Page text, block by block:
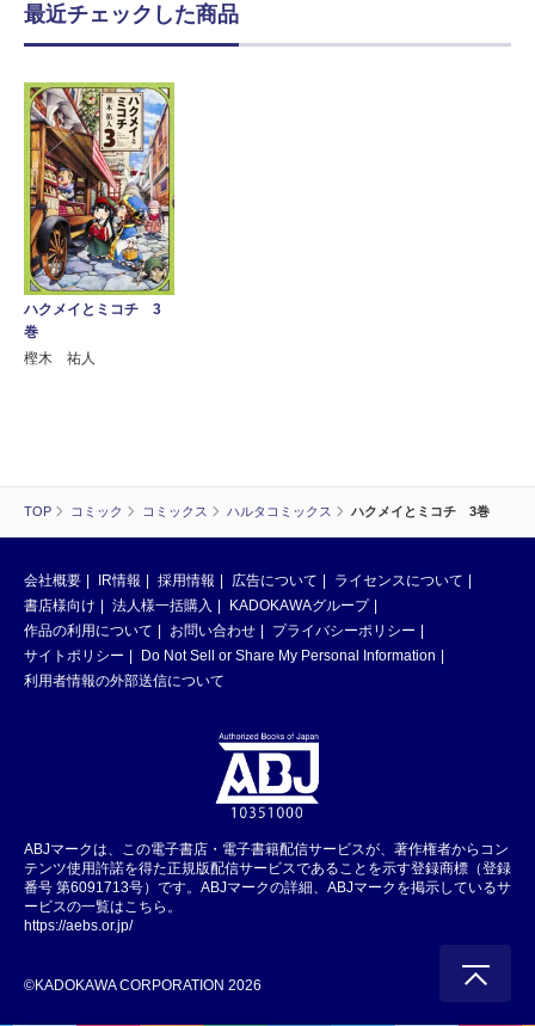
TOP コミック コミックス ハルタコミックス ハクメイとミコチ 3巻
最近チェックした商品
ハクメイとミコチ 3
巻
樫木 祐人
会社概要 IR情報 採用情報 広告について
ライセンスについて
書店様向け
法人様一括購入
KADOKAWAグループ
作品の利用について
お問い合わせ
プライバシーポリシー
サイトポリシー
Do Not Sell or Share My Personal Information
利用者情報の外部送信について
ABJマークは、この電子書店・電子書籍配信サービスが、著作権者からコン
テンツ使用許諾を得た正規版配信サービスであることを示す登録商標（登録
番号 第6091713号）です。ABJマークの詳細、ABJマークを掲示しているサ
ービスの一覧はこちら。
https://aebs.or.jp/
©KADOKAWA CORPORATION 2026